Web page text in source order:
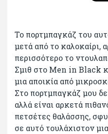
Το πορτμπαγκάζ του
μετά από το καλοκαίρι,
περισσότερο το
Σμιθ στο Men in Βlack
μια αποικία από
Στο πορτμπαγκάζ μου
αλλά είναι αρκετά
πετσέτες θαλάσσης,
σε αυτό τουλάχιστον